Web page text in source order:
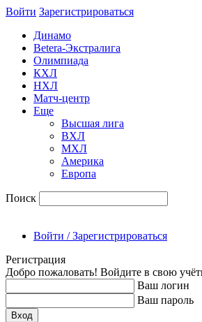
Войти Зарегиcтрироваться
Динамо
Betera-Экстралига
Олимпиада
КХЛ
НХЛ
Матч-центр
Еще
Высшая лига
ВХЛ
МХЛ
Америка
Европа
Поиск
Войти / Зарегистрироваться
Регистрация
Добро пожаловать! Войдите в свою
Ваш логин
Ваш пароль